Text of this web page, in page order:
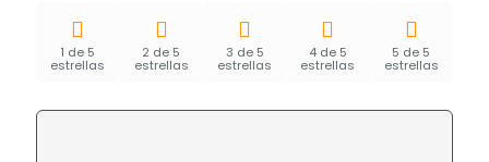
1 de 5
estrellas
2 de 5
estrellas
3 de 5
estrellas
4 de 5
estrellas
5 de 5
estrellas